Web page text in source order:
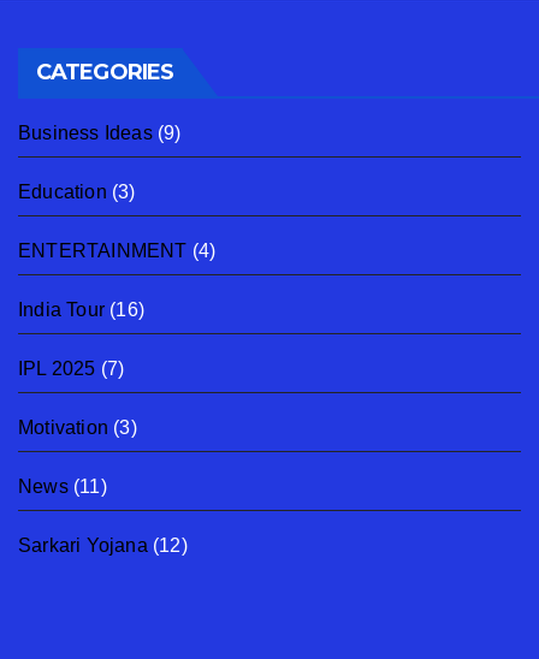
CATEGORIES
Business Ideas(9)
Education (3)
ENTERTAINMENT (4)
India Tour (16)
IPL 2025 (7)
Motivation (3)
News(11)
Sarkari Yojana (12)